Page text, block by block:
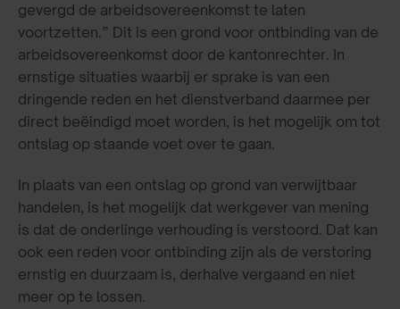
gevergd de arbeidsovereenkomst te laten
voortzetten.” Dit is een grond voor ontbinding van de
arbeidsovereenkomst door de kantonrechter. In
ernstige situaties waarbij er sprake is van een
dringende reden en het dienstverband daarmee per
direct beëindigd moet worden, is het mogelijk om tot
ontslag op staande voet over te gaan.
In plaats van een ontslag op grond van verwijtbaar
handelen, is het mogelijk dat werkgever van mening
is dat de onderlinge verhouding is verstoord. Dat kan
ook een reden voor ontbinding zijn als de verstoring
ernstig en duurzaam is, derhalve vergaand en niet
meer op te lossen.